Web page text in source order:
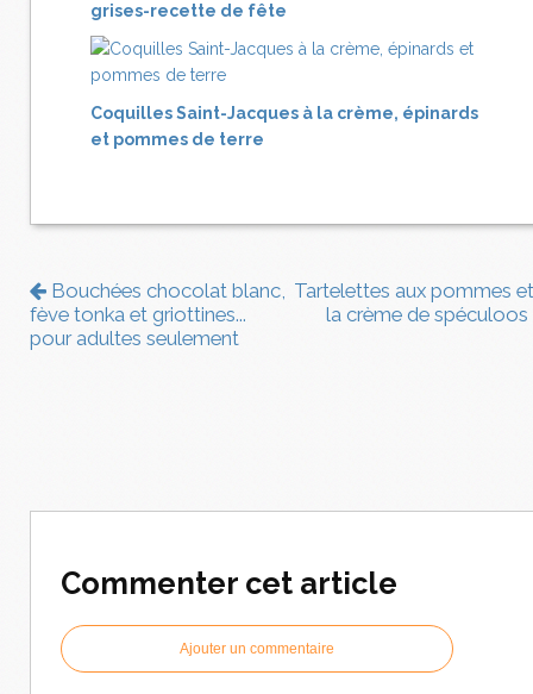
grises-recette de fête
Coquilles Saint-Jacques à la crème, épinards
et pommes de terre
Bouchées chocolat blanc,
fève tonka et griottines...
pour adultes seulement
Tartelettes aux pommes
la crème de spéculoos
Commenter cet article
Ajouter un commentaire